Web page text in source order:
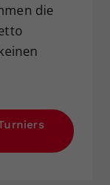
die